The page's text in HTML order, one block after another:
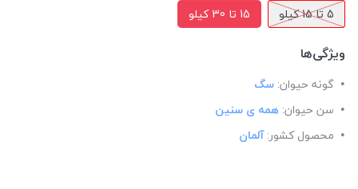
5 تا 15 کیلو 15 تا 30 کیلو
ویژگی‌ها
گونه حیوان: سگ
سن حیوان: همه ی سنین
محصول کشور: آلمان